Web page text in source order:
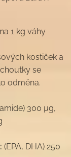
1 kg váhy
kostiček a
se
odměna.
300 µg,
(EPA, DHA) 250